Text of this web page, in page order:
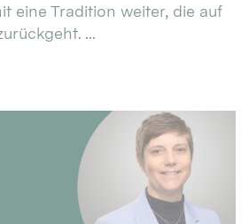
eine Tradition weiter, die auf
...